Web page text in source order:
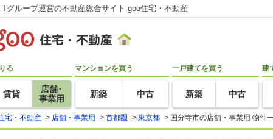
グループ運営の不動産総合サイト goo住宅・不動産
る
賃貸
店舗･
事業用
マンションを買う
新築 中古
一戸建てを買う
新築 中古
建
宅・不動産 > 店舗・事業用 > 首都圏 > 東京都 > 国分寺市の店舗・事業用 物件